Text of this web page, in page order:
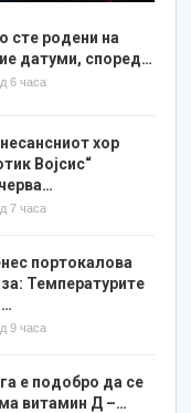
сте родени на
датуми, според…
6 часа
хор
Војсис“
7 часа
портокалова
Температурите
9 часа
е подобро да се
витамин Д –…